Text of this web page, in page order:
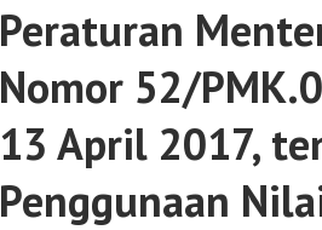
Peraturan
Nomor 52/
13 April 2017,
Penggunaan